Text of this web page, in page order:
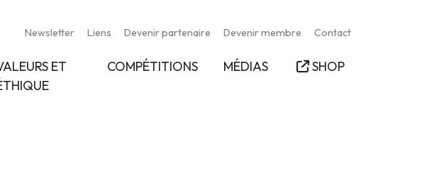
Newsletter Liens Devenir partenaire Devenir membre Contact
ET
COMPÉTITIONS MÉDIAS SHOP